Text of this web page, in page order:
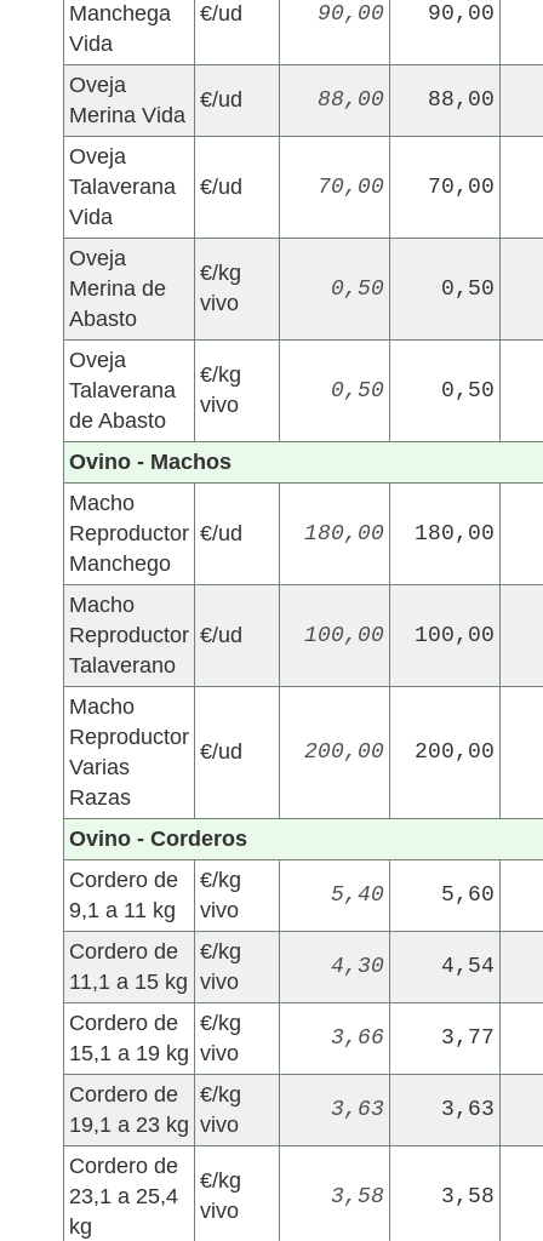
Manchega
Vida
€/ud 90,00 90,00
Oveja
Merina Vida
€/ud 88,00 88,00
Oveja
Talaverana
Vida
€/ud 70,00 70,00
Oveja
Merina de
Abasto
€/kg
vivo
0,50 0,50
Oveja
Talaverana
de Abasto
€/kg
vivo
0,50 0,50
Ovino - Machos
Macho
Reproductor
Manchego
€/ud 180,00 180,00
Macho
Reproductor
Talaverano
€/ud 100,00 100,00
Macho
Reproductor
Varias
Razas
€/ud 200,00 200,00
Ovino - Corderos
Cordero de
9,1 a 11 kg
€/kg
vivo
5,40 5,60
Cordero de
11,1 a 15 kg
€/kg
vivo
4,30 4,54
Cordero de
15,1 a 19 kg
€/kg
vivo
3,66 3,77
Cordero de
19,1 a 23 kg
€/kg
vivo
3,63 3,63
Cordero de
23,1 a 25,4
kg
€/kg
vivo
3,58 3,58